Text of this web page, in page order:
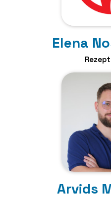
Elena
Arvids